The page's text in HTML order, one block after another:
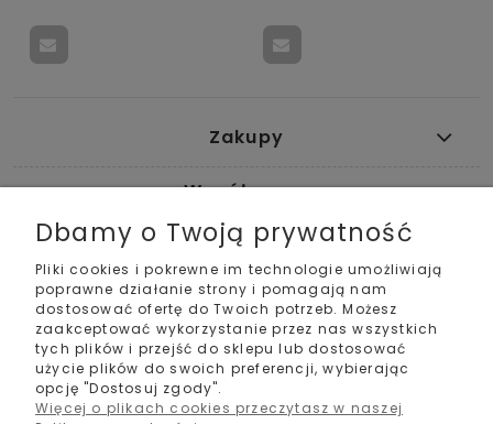
Zakupy
Współpraca
Pomoc
Moje konto
Informacje
Kontakt
Dbamy o Twoją prywatność
Pliki cookies i pokrewne im technologie umożliwiają
poprawne działanie strony i pomagają nam
dostosować ofertę do Twoich potrzeb. Możesz
zaakceptować wykorzystanie przez nas wszystkich
tych plików i przejść do sklepu lub dostosować
użycie plików do swoich preferencji, wybierając
opcję "Dostosuj zgody".
Więcej o plikach cookies przeczytasz w naszej